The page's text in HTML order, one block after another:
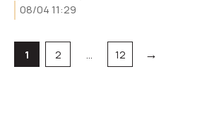
08/04 11:29
Σελίδα
1 Σελίδα
2 … Σελίδα
12 →